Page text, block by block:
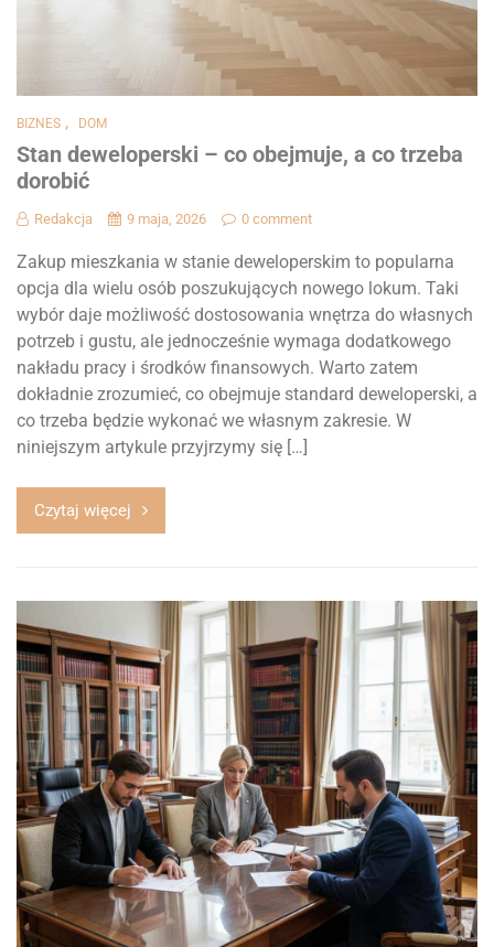
BIZNES , DOM
Stan deweloperski – co obejmuje, a co trzeba
dorobić
Redakcja 9 maja, 2026 0 comment
Zakup mieszkania w stanie deweloperskim to popularna
opcja dla wielu osób poszukujących nowego lokum. Taki
wybór daje możliwość dostosowania wnętrza do własnych
potrzeb i gustu, ale jednocześnie wymaga dodatkowego
nakładu pracy i środków finansowych. Warto zatem
dokładnie zrozumieć, co obejmuje standard deweloperski, a
co trzeba będzie wykonać we własnym zakresie. W
niniejszym artykule przyjrzymy się […]
Czytaj więcej